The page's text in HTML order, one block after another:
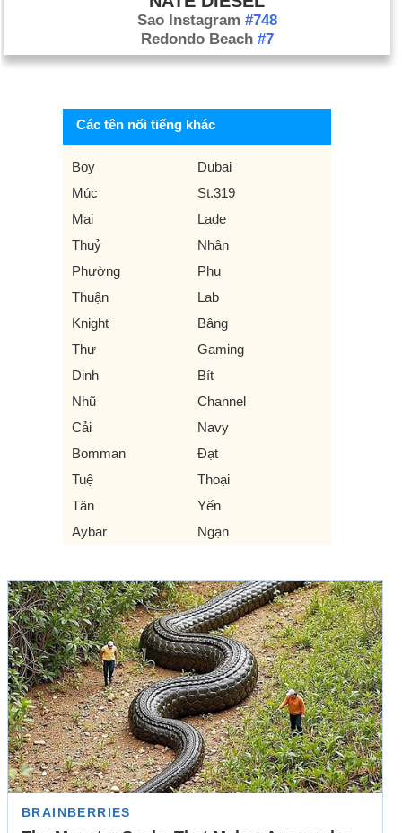
Sao Instagram #748
Redondo Beach #7
Các tên nổi tiếng khác
Boy
Dubai
Múc
St.319
Mai
Lade
Thuỷ
Nhân
Phường
Phu
Thuận
Lab
Knight
Bâng
Thư
Gaming
Dinh
Bít
Nhũ
Channel
Cải
Navy
Bomman
Đạt
Tuệ
Thoại
Tân
Yến
Aybar
Ngạn